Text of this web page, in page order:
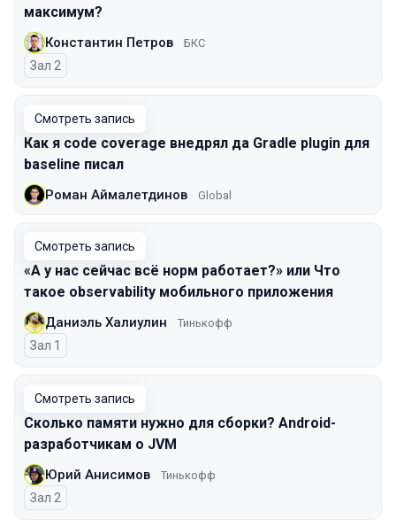
максимум?
Константин Петров БКС
Зал 2
Смотреть запись
Как я code coverage внедрял да Gradle plugin для
baseline писал
Роман Аймалетдинов Global
Смотреть запись
«А у нас сейчас всё норм работает?» или Что
такое observability мобильного приложения
Даниэль Халиулин Тинькофф
Зал 1
Смотреть запись
Сколько памяти нужно для сборки? Android-
разработчикам о JVM
Юрий Анисимов Тинькофф
Зал 2